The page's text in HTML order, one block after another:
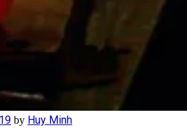
by Huy Minh